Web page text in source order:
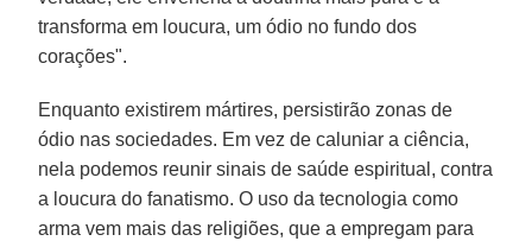
transforma em loucura, um ódio no fundo dos
corações".
Enquanto existirem mártires, persistirão zonas de
ódio nas sociedades. Em vez de caluniar a ciência,
nela podemos reunir sinais de saúde espiritual, contra
a loucura do fanatismo. O uso da tecnologia como
arma vem mais das religiões, que a empregam para